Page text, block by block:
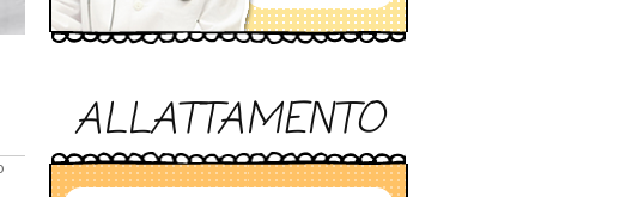
ALLATTAMENTO